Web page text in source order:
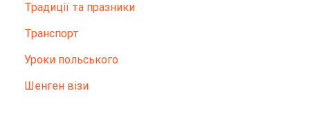
Традиції та празники
Транспорт
Уроки польського
Шенген візи